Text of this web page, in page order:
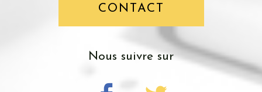
CONTACT
Nous suivre sur